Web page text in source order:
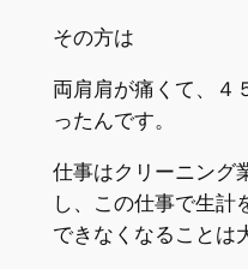
その方は
両肩肩が痛くて、４
ったんです。
仕事はクリーニング
し、この仕事で生計
できなくなることは